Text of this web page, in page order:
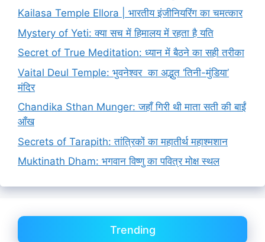
Kailasa Temple Ellora | भारतीय इंजीनियरिंग का चमत्कार
Mystery of Yeti: क्या सच में हिमालय में रहता है यति
Secret of True Meditation: ध्यान में बैठने का सही तरीका
Vaital Deul Temple: भुवनेश्वर का अद्भुत ‘तिनी-मुंडिया’
मंदिर
Chandika Sthan Munger: जहाँ गिरी थी माता सती की बाईं
आँख
Secrets of Tarapith: तांत्रिकों का महातीर्थ महाश्मशान
Muktinath Dham: भगवान विष्णु का पवित्र मोक्ष स्थल
Trending